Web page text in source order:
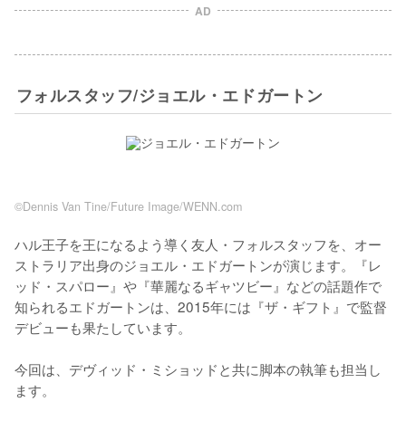
AD
フォルスタッフ/ジョエル・エドガートン
©Dennis Van Tine/Future Image/WENN.com
ハル王子を王になるよう導く友人・フォルスタッフを、オー
ストラリア出身のジョエル・エドガートンが演じます。『レ
ッド・スパロー』や『華麗なるギャツビー』などの話題作で
知られるエドガートンは、2015年には『ザ・ギフト』で監督
デビューも果たしています。
今回は、デヴィッド・ミショッドと共に脚本の執筆も担当し
ます。